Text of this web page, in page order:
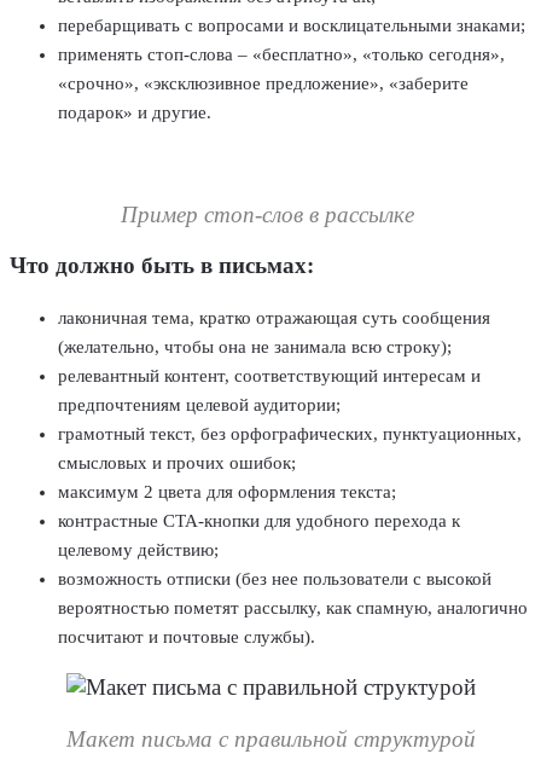
перебарщивать с вопросами и восклицательными знаками;
применять стоп-слова – «бесплатно», «только сегодня»,
«срочно», «эксклюзивное предложение», «заберите
подарок» и другие.
Пример стоп-слов в рассылке
Что должно быть в письмах:
лаконичная тема, кратко отражающая суть сообщения
(желательно, чтобы она не занимала всю строку);
релевантный контент, соответствующий интересам и
предпочтениям целевой аудитории;
грамотный текст, без орфографических, пунктуационных,
смысловых и прочих ошибок;
максимум 2 цвета для оформления текста;
контрастные CTA-кнопки для удобного перехода к
целевому действию;
возможность отписки (без нее пользователи с высокой
вероятностью пометят рассылку, как спамную, аналогично
посчитают и почтовые службы).
Макет письма с правильной структурой